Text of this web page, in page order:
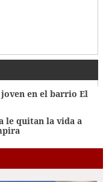
en el barrio El
le quitan la vida a